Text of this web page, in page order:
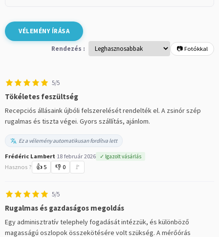
VÉLEMÉNY ÍRÁSA
Rendezés : 📷 Fotókkal
5/5
Tökéletes feszültség
Recepciós állásaink újbóli felszerelését rendelték el. A zsinór szép
rugalmas és tiszta végei. Gyors szállítás, ajánlom.
Ez a vélemény automatikusan fordítva lett
Frédéric Lambert·18 február 2026 ✓ Igazolt vásárlás
Hasznos ? 👍5 👎 0 🚩
5/5
Rugalmas és gazdaságos megoldás
Egy adminisztratív telephely fogadását intézzük, és különböző
magasságú oszlopok összekötésére volt szükség. A mérőórás